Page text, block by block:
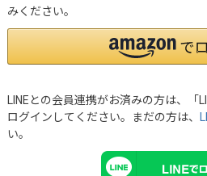
みください。
LINEとの会員連携がお済みの方は、「
ログインしてください。まだの方は、
い。